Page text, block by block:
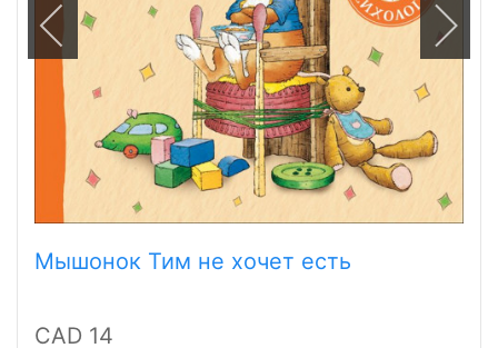
Мышонок Тим не хочет есть
CAD 14